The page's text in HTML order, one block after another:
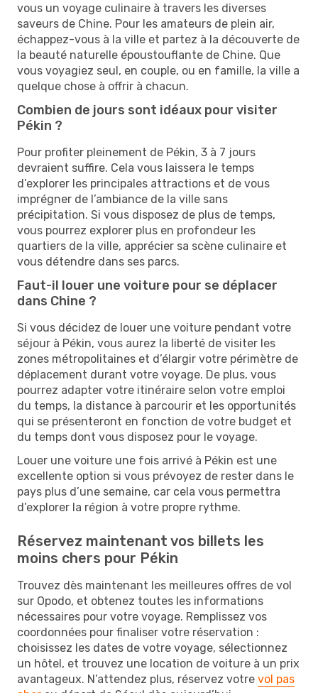
vous un voyage culinaire à travers les diverses
saveurs de Chine. Pour les amateurs de plein air,
échappez-vous à la ville et partez à la découverte de
la beauté naturelle époustouflante de Chine. Que
vous voyagiez seul, en couple, ou en famille, la ville a
quelque chose à offrir à chacun.
Combien de jours sont idéaux pour visiter
Pékin ?
Pour profiter pleinement de Pékin, 3 à 7 jours
devraient suffire. Cela vous laissera le temps
d’explorer les principales attractions et de vous
imprégner de l’ambiance de la ville sans
précipitation. Si vous disposez de plus de temps,
vous pourrez explorer plus en profondeur les
quartiers de la ville, apprécier sa scène culinaire et
vous détendre dans ses parcs.
Faut-il louer une voiture pour se déplacer
dans Chine ?
Si vous décidez de louer une voiture pendant votre
séjour à Pékin, vous aurez la liberté de visiter les
zones métropolitaines et d’élargir votre périmètre de
déplacement durant votre voyage. De plus, vous
pourrez adapter votre itinéraire selon votre emploi
du temps, la distance à parcourir et les opportunités
qui se présenteront en fonction de votre budget et
du temps dont vous disposez pour le voyage.
Louer une voiture une fois arrivé à Pékin est une
excellente option si vous prévoyez de rester dans le
pays plus d’une semaine, car cela vous permettra
d’explorer la région à votre propre rythme.
Réservez maintenant vos billets les
moins chers pour Pékin
Trouvez dès maintenant les meilleures offres de vol
sur Opodo, et obtenez toutes les informations
nécessaires pour votre voyage. Remplissez vos
coordonnées pour finaliser votre réservation :
choisissez les dates de votre voyage, sélectionnez
un hôtel, et trouvez une location de voiture à un prix
avantageux. N’attendez plus, réservez votre vol pas